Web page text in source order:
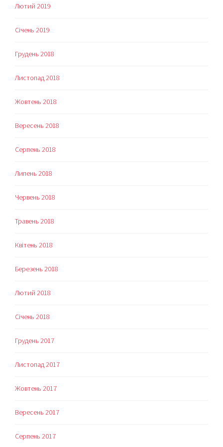
Лютий 2019
Січень 2019
Грудень 2018
Листопад 2018
Жовтень 2018
Вересень 2018
Серпень 2018
Липень 2018
Червень 2018
Травень 2018
Квітень 2018
Березень 2018
Лютий 2018
Січень 2018
Грудень 2017
Листопад 2017
Жовтень 2017
Вересень 2017
Серпень 2017